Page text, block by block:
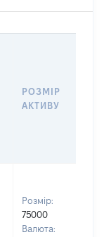
РОЗМІР
АКТИВУ
Розмір:
75000
Валюта: